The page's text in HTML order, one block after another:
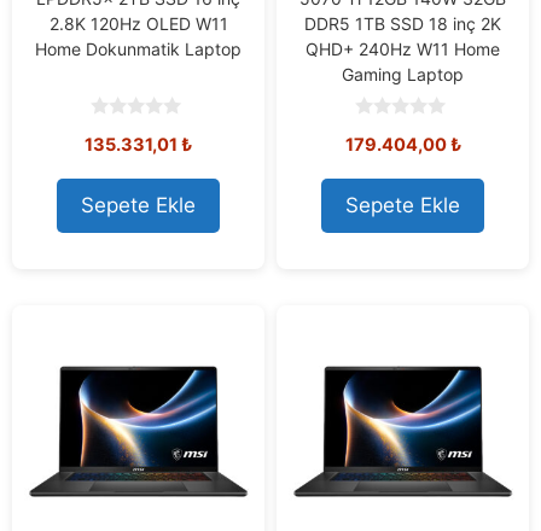
2.8K 120Hz OLED W11
Home Dokunmatik Laptop
o
t
o
f
5
135.331,01 ₺
Sepete Ekle
DDR5 1TB SSD 18 inç 2K
QHD+ 240Hz W11 Home
Gaming Laptop
o
t
o
f
5
179.404,00₺
Sepete Ekle